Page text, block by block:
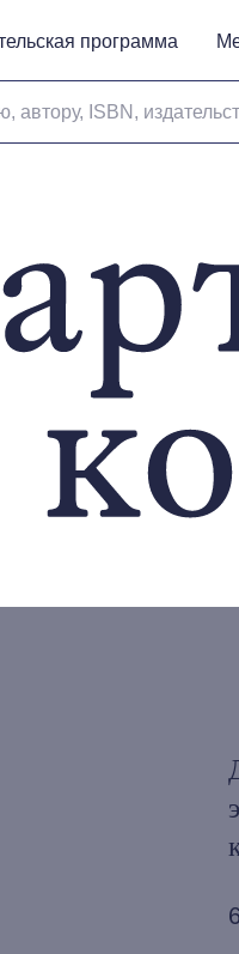
автору, ISBN,
программа
программа